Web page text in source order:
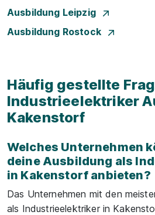
Ausbildung Leipzig
Ausbildung Rostock
Häufig gestellte
Industrieelektriker
Kakenstorf
Welches Unternehmen
deine Ausbildung als
in Kakenstorf anbieten?
Das Unternehmen mit den
als Industrieelektriker in